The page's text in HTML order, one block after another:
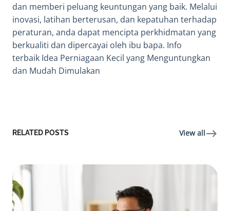
dan memberi peluang keuntungan yang baik. Melalui
inovasi, latihan berterusan, dan kepatuhan terhadap
peraturan, anda dapat mencipta perkhidmatan yang
berkualiti dan dipercayai oleh ibu bapa. Info
terbaik Idea Perniagaan Kecil yang Menguntungkan
dan Mudah Dimulakan
RELATED POSTS View all